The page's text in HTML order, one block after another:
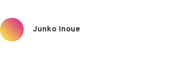
Junko Inoue